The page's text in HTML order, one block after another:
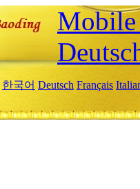
한국어 Deutsch Français